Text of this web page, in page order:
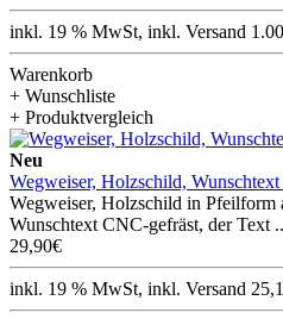
inkl. 19 % MwSt, inkl. Versand
Warenkorb
+ Wunschliste
+ Produktvergleich
Neu
Wegweiser, Holzschild,
Wegweiser, Holzschild in Pfeilform
Wunschtext CNC-gefräst, der Text ..
29,90€
inkl. 19 % MwSt, inkl. Versand